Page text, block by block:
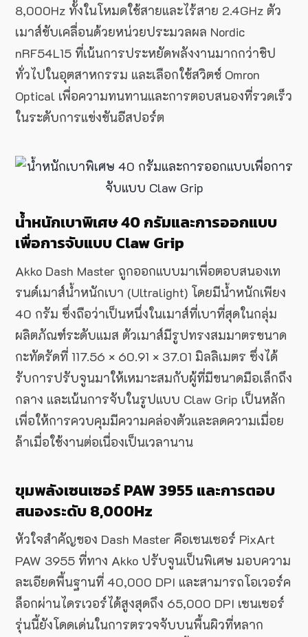
8,000Hz ทั้งในโหมดใช้สายและไร้สาย 2.4GHz ตัว
เมาส์ขับเคลื่อนด้วยหน่วยประมวลผล Nordic
nRF54L15 ที่เน้นการประหยัดพลังงานมากกว่าชิป
ทั่วไปในอุตสาหกรรม และเลือกใช้สวิตช์ Omron
Optical เพื่อความทนทานและการตอบสนองที่รวดเร็ว
ในระดับการแข่งขันอีสปอร์ต
น้ำหนักเบาพิเศษ 40 กรัมและการออกแบบ
เพื่อการจับแบบ Claw Grip
Akko Dash Master ถูกออกแบบมาเพื่อตอบสนองเท
รนด์เมาส์น้ำหนักเบา (Ultralight) โดยมีน้ำหนักเพียง
40 กรัม ซึ่งถือว่าเป็นหนึ่งในเมาส์ที่เบาที่สุดในกลุ่ม
ผลิตภัณฑ์ระดับแมส ตัวเมาส์มีรูปทรงสมมาตรขนาด
กะทัดรัดที่ 117.56 × 60.91 × 37.01 มิลลิเมตร ซึ่งได้
รับการปรับจูนมาให้เหมาะสมกับผู้ที่มีขนาดมือเล็กถึง
กลาง และเน้นการจับในรูปแบบ Claw Grip เป็นหลัก
เพื่อให้การควบคุมมีความคล่องตัวและลดความเมื่อย
ล้าเมื่อใช้งานต่อเนื่องเป็นเวลานาน
ขุมพลังเซนเซอร์ PAW 3955 และการตอบ
สนองระดับ 8,000Hz
หัวใจสำคัญของ Dash Master คือเซนเซอร์ PixArt
PAW 3955 ที่ทาง Akko ปรับจูนเป็นพิเศษ มอบความ
ละเอียดพื้นฐานที่ 40,000 DPI และสามารถโอเวอร์ค
ล็อกผ่านไดรเวอร์ได้สูงสุดถึง 65,000 DPI เซนเซอร์
รุ่นนี้ยังโดดเด่นในการตรวจจับบนพื้นผิวที่หลาก